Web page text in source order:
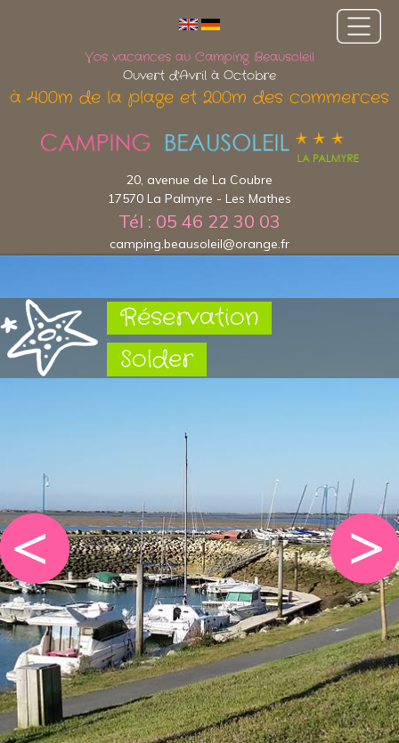
Réservation
Solder
Vos vacances au Camping Beausoleil
Ouvert d'Avril à Octobre
à 400m de la plage et 200m des commerces
20, avenue de La Coubre
17570 La Palmyre - Les Mathes
Tél : 05 46 22 30 03
camping.beausoleil@orange.fr